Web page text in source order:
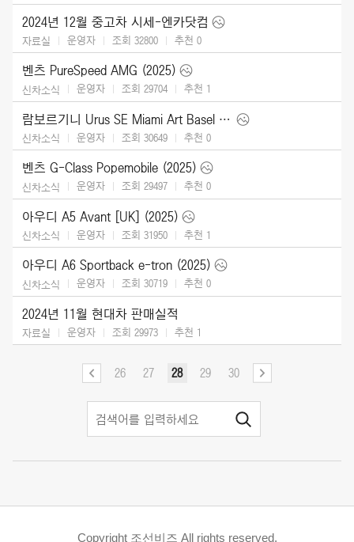
2024년 12월 중고차 시세-엔카닷컴
자료실 운영자 조회 32800 추천 0
벤츠 PureSpeed AMG (2025)
신차소식 운영자 조회 29704 추천 1
람보르기니 Urus SE Miami Art Basel (2024)
신차소식 운영자 조회 30649 추천 0
벤츠 G-Class Popemobile (2025)
신차소식 운영자 조회 29497 추천 0
아우디 A5 Avant [UK] (2025)
신차소식 운영자 조회 31950 추천 1
아우디 A6 Sportback e-tron (2025)
신차소식 운영자 조회 30719 추천 0
2024년 11월 현대차 판매실적
자료실 운영자 조회 29973 추천 1
26 27 28 29 30
Copyright 조선비즈 All rights reserved.